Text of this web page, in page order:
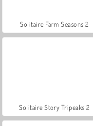
Solitaire Farm Seasons 2
Solitaire Story Tripeaks 2